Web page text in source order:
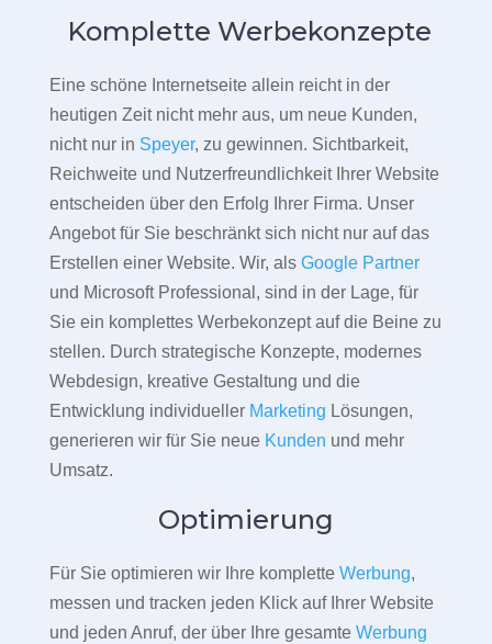
Komplette Werbekonzepte
Eine schöne Internetseite allein reicht in der
heutigen Zeit nicht mehr aus, um neue Kunden,
nicht nur in Speyer, zu gewinnen. Sichtbarkeit,
Reichweite und Nutzerfreundlichkeit Ihrer Website
entscheiden über den Erfolg Ihrer Firma. Unser
Angebot für Sie beschränkt sich nicht nur auf das
Erstellen einer Website. Wir, als Google Partner
und Microsoft Professional, sind in der Lage, für
Sie ein komplettes Werbekonzept auf die Beine zu
stellen. Durch strategische Konzepte, modernes
Webdesign, kreative Gestaltung und die
Entwicklung individueller Marketing Lösungen,
generieren wir für Sie neue Kunden und mehr
Umsatz.
Optimierung
Für Sie optimieren wir Ihre komplette Werbung,
messen und tracken jeden Klick auf Ihrer Website
und jeden Anruf, der über Ihre gesamte Werbung